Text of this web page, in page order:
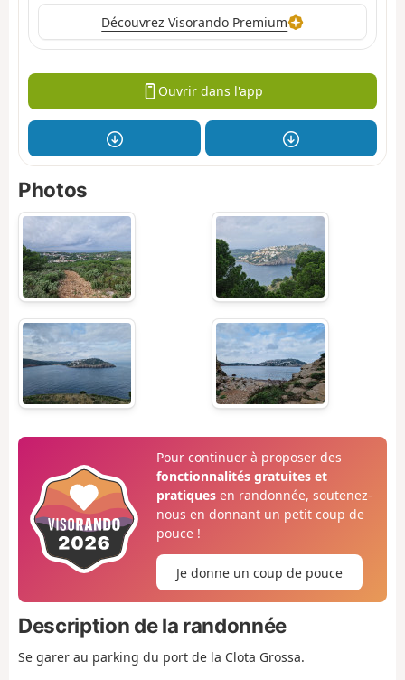
Découvrez Visorando Premium
Ouvrir dans l'app
Photos
Pour continuer à proposer des
fonctionnalités gratuites et
pratiquesen randonnée, soutenez-
nous en donnant un petit coup de
pouce !
Je donne un coup de pouce
Description de la randonnée
Se garer au parking du port de la Clota Grossa.